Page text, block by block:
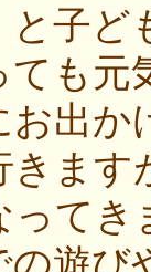
と子
ても
お出
きま
ってき
遊び